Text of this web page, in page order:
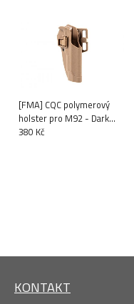
[FMA] CQC polymerový
holster pro M92 - Dark
Earth
380 Kč
KONTAKT